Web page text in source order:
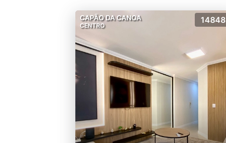
CAPÃO DA CANOA
CENTRO
14848